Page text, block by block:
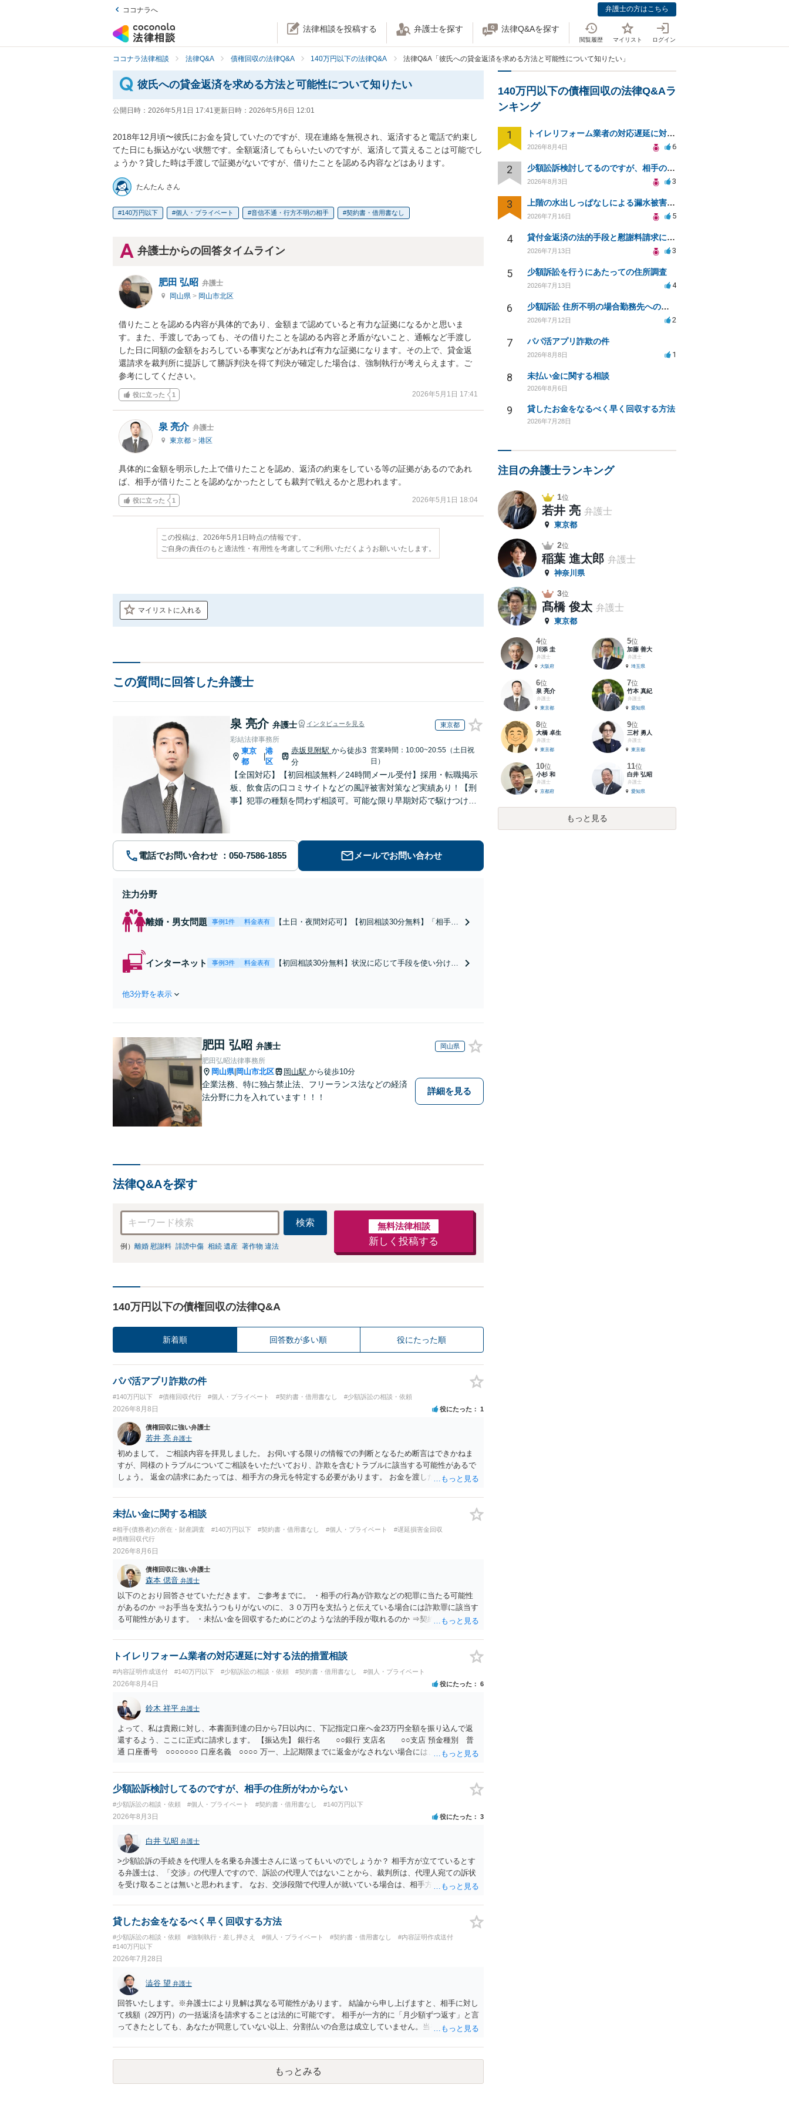
ココナラへ 弁護士の方はこちら
法律相談を投稿する 弁護士を探す 法律Q&Aを探す
閲覧履歴 マイリスト ログイン
ココナラ法律相談 法律Q&A 債権回収の法律Q&A 140万円以下の法律Q&A 法律Q&A「彼氏への貸金返済を求める方法と可能性について知りたい」
彼氏への貸金返済を求める方法と可能性について知りたい
公開日時： 2026年5月1日 17:41更新日時： 2026年5月6日 12:01
2018年12月頃〜彼氏にお金を貸していたのですが、現在連絡を無視され、返済すると電話で約束し
てた日にも振込がない状態です。全額返済してもらいたいのですが、返済して貰えることは可能でし
ょうか？貸した時は手渡しで証拠がないですが、借りたことを認める内容などはあります。
たんたん さん
140万円以下 個人・プライベート 音信不通・行方不明の相手 契約書・借用書なし
弁護士からの回答タイムライン
肥田 弘昭 弁護士
岡山県 > 岡山市北区
借りたことを認める内容が具体的であり、金額まで認めていると有力な証拠になるかと思いま
す。また、手渡しであっても、その借りたことを認める内容と矛盾がないこと、通帳など手渡し
した日に同額の金額をおろしている事実などがあれば有力な証拠になります。その上で、貸金返
還請求を裁判所に提訴して勝訴判決を得て判決が確定した場合は、強制執行が考えらえます。ご
参考にしてください。
役に立った 1 2026年5月1日 17:41
泉 亮介 弁護士
東京都 > 港区
具体的に金額を明示した上で借りたことを認め、返済の約束をしている等の証拠があるのであれ
ば、相手が借りたことを認めなかったとしても裁判で戦えるかと思われます。
役に立った 1 2026年5月1日 18:04
この投稿は、2026年5月1日時点の情報です。
ご自身の責任のもと適法性・有用性を考慮してご利用いただくようお願いいたします。
マイリストに入れる
この質問に回答した弁護士
泉 亮介 弁護士 インタビューを見る 東京都
彩結法律事務所
東京
都
港
区
赤坂見附駅 から徒歩3
分
営業時間：10:00~20:55（土日祝
日）
【全国対応】【初回相談無料／24時間メール受付】採用・転職掲示
板、飲食店の口コミサイトなどの風評被害対策など実績あり！【刑
事】犯罪の種類を問わず相談可。可能な限り早期対応で駆けつけサ
電話でお問い合わせ メールでお問い合わせ
注力分野
離婚・男女問題 事例1件 料金表有
【土日・夜間対応可】【初回相談30分無料】「相手方
金額アップ／減額交渉も対応可」【完全個室対応】
インターネット 事例3件 料金表有
【初回相談30分無料】状況に応じて手段を使い分け、
他3分野を表示
肥田 弘昭 弁護士 岡山県
肥田弘昭法律事務所
岡山県| 岡山市北区 岡山駅 から徒歩10分
企業法務、特に独占禁止法、フリーランス法などの経済
法分野に力を入れています！！！
詳細を見る
法律Q&Aを探す
検索
例） 離婚 慰謝料 誹謗中傷 相続 遺産 著作物 違法
無料法律相談
新しく投稿する
140万円以下の債権回収の法律Q&A
新着順 回答数が多い順 役にたった順
パパ活アプリ詐欺の件
#140万円以下 #債権回収代行 #個人・プライベート #契約書・借用書なし #少額訴訟の相談・依頼
2026年8月8日 役にたった 1
債権回収に強い弁護士
若井 亮 弁護士
初めまして。 ご相談内容を拝見しました。 お伺いする限りの情報での判断となるため断言はできかねま
すが、同様のトラブルについてご相談をいただいており、詐欺を含むトラブルに該当する可能性があるで
しょう。 返金の請求にあたっては、相手方の身元を特定する必要があります。 お金を渡した方法が現金
ずれにせよ、まずは速やかに最寄りの警察署に被害相談に行くことをお勧めします。
未払い金に関する相談
#相手(債務者)の所在・財産調査 #140万円以下 #契約書・借用書なし #個人・プライベート
#遅延損害金回収
#債権回収代行
2026年8月6日
債権回収に強い弁護士
森本 偲音 弁護士
以下のとおり回答させていただきます。 ご参考までに。 ・相手の行為が詐欺などの犯罪に当たる可能性
があるのか ⇒お手当を支払うつもりがないのに、３０万円を支払うと伝えている場合には詐欺罪に該当す
る可能性があります。 ・未払い金を回収するためにどのような法的手段が取れるのか ⇒契約に基づく履
であるため、公序良俗に反する契約として 民法上無効（民法９０条）となるため、相手方に請求できな
い可能性が高いです。 ・相手の氏名や住所が分からない状態でも対応可能なのか ⇒訴訟等の裁判上の手
トイレリフォーム業者の対応遅延に対する法的措置相談
#内容証明作成送付 #140万円以下 #少額訴訟の相談・依頼 #契約書・借用書なし #個人・プライベート
2026年8月4日 役にたった 6
鈴木 祥平 弁護士
よって、私は貴殿に対し、本書面到達の日から7日以内に、下記指定口座へ金23万円全額を振り込んで返
還するよう、ここに正式に請求します。 【振込先】 銀行名 ○○銀行 支店名 ○○支店 預金種別 普
通 口座番号 ○○○○○○○ 口座名義 ○○○○ 万一、上記期限までに返金がなされない場合には、貴殿には任
を求める民事訴訟、支払督促その他必要な法的手続を直ちに講じます。 その際には、訴訟に要する費用そ
の他法令上認められる金員についても併せて請求する予定ですので、あらかじめ申し添えます。 本件は、
との取引関係や返金時期などの内部事情は、私に対する返還義務の発生や履行時期には何ら影響を及ぼす
ものではありません。 これ以上、本件の解決を不必要に遅延させることなく、誠意をもって速やかに返金
手続を履行されるよう、強く求めます。 以上
少額訟訴検討してるのですが、相手の住所がわからない
#少額訴訟の相談・依頼 #個人・プライベート #契約書・借用書なし #140万円以下
2026年8月3日 役にたった 3
白井 弘昭 弁護士
>少額訟訴の手続きを代理人を名乗る弁護士さんに送ってもいいのでしょうか？ 相手方が立てているとす
る弁護士は、「交渉」の代理人ですので、訴訟の代理人ではないことから、裁判所は、代理人宛ての訴状
を受け取ることは無いと思われます。 なお、交渉段階で代理人が就いている場合は、相手方（被告）の住
合も）、裁判所が当該代理人弁護士に事前連絡し、引き続き訴訟も受任するかを聞いたうえで、受任の意
志が明らかになったところで、直接被告に送達するのではなく、代理人に訴状の受領を促すこともありま
０万円の請求で代理人弁護士に委任するかも疑わしいのですが）も住所は明らかにしないでしょう。 何か
本人を示す事実（振込先などの情報）から、相手の住所等の情報を割り出していくしかないように思えま
貸したお金をなるべく早く回収する方法
#少額訴訟の相談・依頼 #強制執行・差し押さえ #個人・プライベート #契約書・借用書なし
#内容証明作成送付
#140万円以下
2026年7月28日
澁谷 望 弁護士
回答いたします。※弁護士により見解は異なる可能性があります。 結論から申し上げますと、相手に対し
て残額（29万円）の一括返済を請求することは法的に可能です。 相手が一方的に「月少額ずつ返す」と言
ってきたとしても、あなたが同意していない以上、分割払いの合意は成立していません。当初の返済期日
す。 分割拒否と一括請求の通知：PayPayのメッセージ等で「分割払いには同意していないため、残額の
一括払いを求める」旨を明確に伝えます。 相手の本名・住所の確認：応じない場合に法的手段（少額訴訟
など）をとるには、相手の身元が必要です。分からない場合は、まず本名や住所の特定を進めてくださ
い。 相手が購入した高額商品（Switch2等）の事実も踏まえ、応じない場合は法的措置を辞さない姿勢で
もっとみる
140万円以下の債権回収の法律Q&Aラ
ンキング
1 トイレリフォーム業者の対応遅延に対する法的措置相談
2026年8月4日 6
2 少額訟訴検討してるのですが、相手の住所がわからない
2026年8月3日 3
3 上階の水出しっぱなしによる漏水被害、130万円の回収方法を相談したい
2026年7月16日 5
4 貸付金返済の法的手段と慰謝料請求について
2026年7月13日 3
5 少額訴訟を行うにあたっての住所調査
2026年7月13日 4
6 少額訴訟 住所不明の場合勤務先への書類送達は可能？
2026年7月12日 2
7 パパ活アプリ詐欺の件
2026年8月8日 1
8 未払い金に関する相談
2026年8月6日
9 貸したお金をなるべく早く回収する方法
2026年7月28日
注目の弁護士ランキング
1位
若井 亮 弁護士
東京都
2位
稲葉 進太郎 弁護士
神奈川県
3位
髙橋 俊太 弁護士
東京都
4位
川添 圭
弁護士
大阪府
5位
加藤 善大
弁護士
埼玉県
6位
泉 亮介
弁護士
東京都
7位
竹本 真紀
弁護士
愛知県
8位
大橋 卓生
弁護士
東京都
9位
三村 勇人
弁護士
東京都
10位
小杉 和
弁護士
京都府
11位
白井 弘昭
弁護士
愛知県
もっと見る